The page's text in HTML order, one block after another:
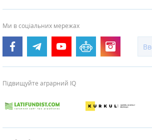
Ми в соціальних мережах
Підвищуйте аграрний IQ